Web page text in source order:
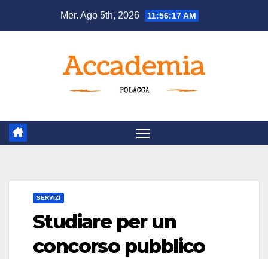
Mer. Ago 5th, 2026 11:56:18 AM
SERVIZI
Studiare per un
concorso pubblico